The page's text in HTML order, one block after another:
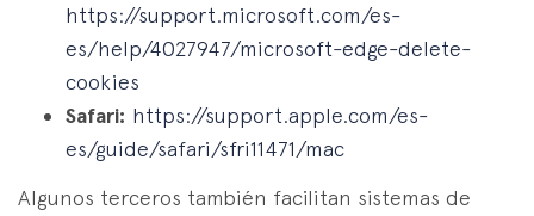
https://support.microsoft.com/es-
es/help/4027947/microsoft-edge-delete-
cookies
Safari: https://support.apple.com/es-
es/guide/safari/sfri11471/mac
Algunos terceros también facilitan sistemas de